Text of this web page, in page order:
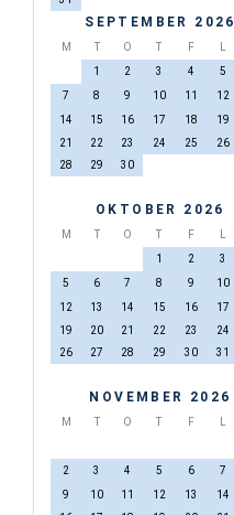
SEPTEMBER 2026
M T O T F L
1
2 3 4 5
7
8 9 10 11 12
14
15 16 17 18 19
21
22 23 24 25 26
28
29 30
OKTOBER 2026
M T O T F L
1
2 3
5
6 7 8 9 10
12
13 14 15 16 17
19
20 21 22 23 24
26
27 28 29 30 31
NOVEMBER 2026
M T O T F L
2
3 4 5 6 7
9
10 11 12 13 14